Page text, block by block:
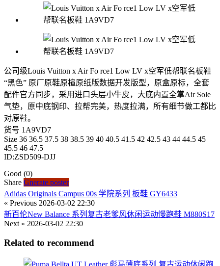
公司级Louis Vuitton x Air Fo rce1 Low LV x空军低帮联名板鞋
“黑色” 原厂原鞋原楦原纸版数据开发版型，原盒原标，全套
配件官方同步，采用进口头层小牛皮，大底内置全掌Air Sole
气垫，原中底钢印、拉帮完美，热度拉满，所有细节做工都比
对原鞋。
货号 1A9VD7
Size 36 36.5 37.5 38 38.5 39 40 40.5 41.5 42 42.5 43 44 44.5 45
45.5 46 47.5
ID:ZSD509-DJJ
Good (0)
Share Gnerate poster
Adidas Originals Campus 00s 学院系列 板鞋 GY6433
« Previous 2026-03-02 22:30
新百伦New Balance 系列复古老爹风休闲运动慢跑鞋 M880S17
Next » 2026-03-02 22:30
Related to recommend